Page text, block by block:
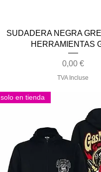
Aperçu rapide
SUDADERA NEGRA
HERRAMIENTAS
Prix
0,00 €
TVA Incluse
solo en tienda